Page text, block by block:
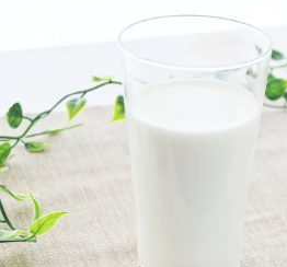
イベント・グッズ
会社情報